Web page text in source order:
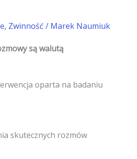
, Zwinność / Marek Naumiuk
są walutą
oparta na badaniu
skutecznych rozmów